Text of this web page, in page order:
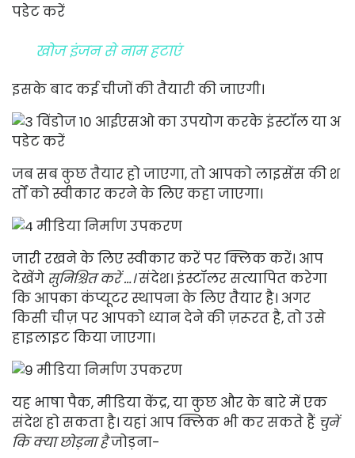
खोज इंजन से नाम हटाएं
इसके बाद कई चीजों की तैयारी की जाएगी।
जब सब कुछ तैयार हो जाएगा, तो आपको लाइसेंस की श
र्तों को स्वीकार करने के लिए कहा जाएगा।
जारी रखने के लिए स्वीकार करें पर क्लिक करें। आप
देखेंगे सुनिश्चित करें …।संदेश। इंस्टॉलर सत्यापित करेगा
कि आपका कंप्यूटर स्थापना के लिए तैयार है। अगर
किसी चीज़ पर आपको ध्यान देने की ज़रूरत है, तो उसे
हाइलाइट किया जाएगा।
यह भाषा पैक, मीडिया केंद्र, या कुछ और के बारे में एक
संदेश हो सकता है। यहां आप क्लिक भी कर सकते हैं चुनें
कि क्या छोड़ना हैजोड़ना-